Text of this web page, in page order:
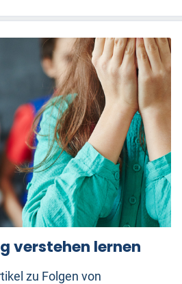
verstehen lernen
zu Folgen von